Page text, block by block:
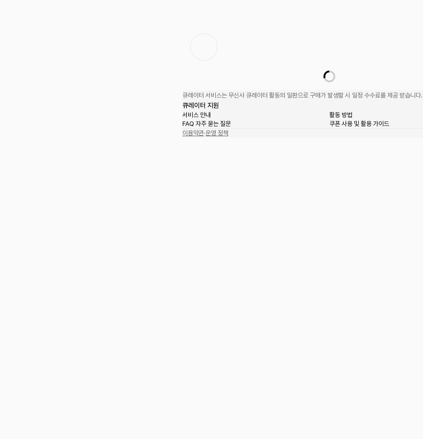
큐레이터 서비스는 무신사 큐레이터 활동의 일환으로 구매가 발생할 시 일정 수수료를 제공 받습니다.
큐레이터 지원
서비스 안내
활동 방법
FAQ 자주 묻는 질문
쿠폰 사용 및 활용 가이드
이용약관·운영 정책